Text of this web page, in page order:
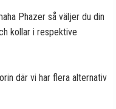
Phazer så väljer du din
kollar i respektive
där vi har flera alternativ